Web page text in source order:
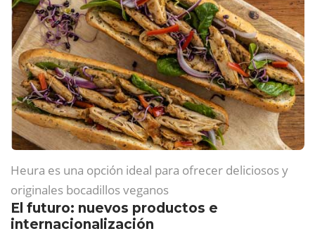
Heura es una opción ideal para ofrecer deliciosos y
originales bocadillos veganos
El futuro: nuevos productos e
internacionalización